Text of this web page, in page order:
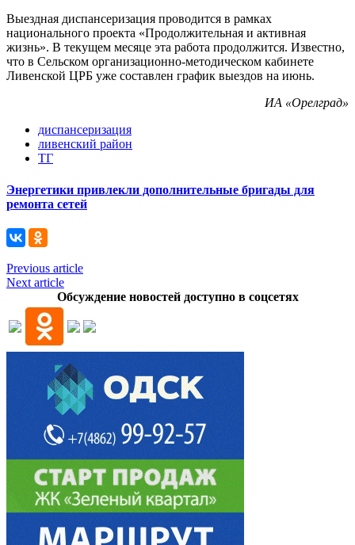
Выездная диспансеризация проводится в рамках
национального проекта «Продолжительная и активная
жизнь». В текущем месяце эта работа продолжится. Известно,
что в Сельском организационно-методическом кабинете
Ливенской ЦРБ уже составлен график выездов на июнь.
ИА «Орелград»
диспансеризация
ливенский район
ТГ
Энергетики привлекли дополнительные бригады для
ремонта сетей
Previous article
Next article
Обсуждение новостей доступно в соцсетях